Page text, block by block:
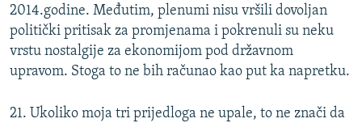
2014.godine. Međutim, plenumi nisu vršili dovoljan
politički pritisak za promjenama i pokrenuli su neku
vrstu nostalgije za ekonomijom pod državnom
upravom. Stoga to ne bih računao kao put ka napretku.
21. Ukoliko moja tri prijedloga ne upale, to ne znači da